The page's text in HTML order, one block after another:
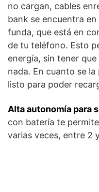
no cargan, cables
bank se encuentra
funda, que está en
de tu teléfono. Esto
energía, sin tener
nada. En cuanto se
listo para poder
Alta autonomía para
con batería te
varias veces, entre 2